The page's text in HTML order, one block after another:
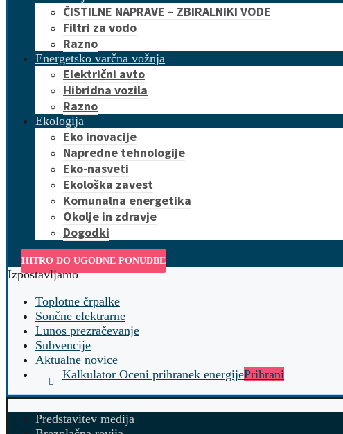
ČISTILNE NAPRAVE – ZBIRALNIKI VODE
Filtri za vodo
Razno
Energetsko varčna vožnja
Električni avto
Hibridna vozila
Razno
Ekologija
Eko inovacije
Napredne tehnologije
Eko-nasveti
Ekološka zavest
Komunalna energetika
Okolje in zdravje
Dogodki
HITRO DO UGODNE PONUDBE
Izpostavljamo
Toplotne črpalke
Sončne elektrarne
Lunos prezračevanje
Subvencije
Aktualne novice
Kalkulator Oceni prihranek energijePrihrani
Predstavitev medija